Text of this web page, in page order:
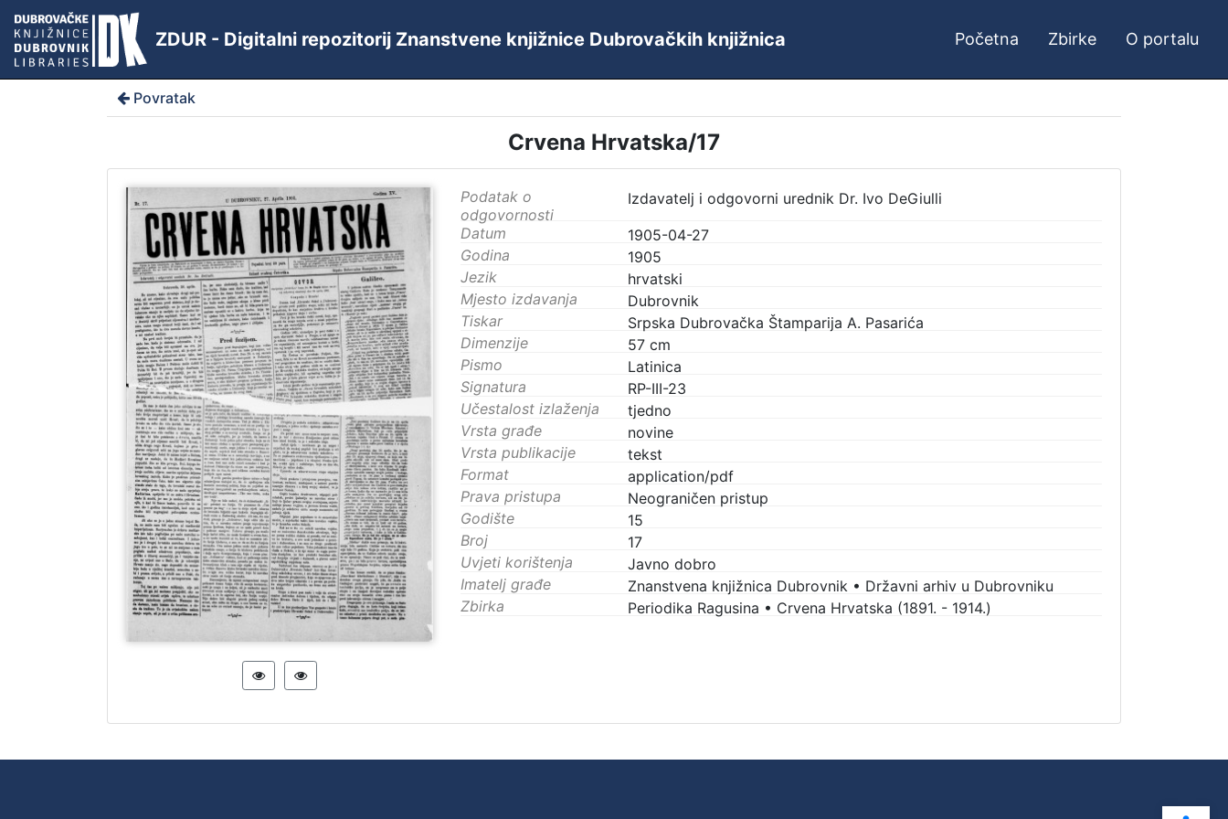
ZDUR - Digitalni repozitorij Znanstvene knjižnice Dubrovačkih knjižnica Početna Zbirke O portalu
Povratak
Crvena Hrvatska/17
Podatak o
odgovornosti
Izdavatelj i odgovorni urednik Dr. Ivo DeGiulli
Datum
1905-04-27
Godina
1905
Jezik
hrvatski
Mjesto izdavanja
Dubrovnik
Tiskar
Srpska Dubrovačka Štamparija A. Pasarića
Dimenzije
57 cm
Pismo
Latinica
Signatura
RP-III-23
Učestalost izlaženja
tjedno
Vrsta građe
novine
Vrsta publikacije
tekst
Format
application/pdf
Prava pristupa
Neograničen pristup
Godište
15
Broj
17
Uvjeti korištenja
Javno dobro
Imatelj građe
Znanstvena knjižnica Dubrovnik • Državni arhiv u Dubrovniku
Zbirka
Periodika Ragusina • Crvena Hrvatska (1891. - 1914.)